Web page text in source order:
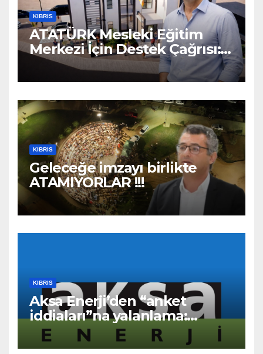
KIBRIS
ATATÜRK Mesleki Eğitim
Merkezi İçin Destek Çağrısı:
“Geleceğe Açılan Kapıyı
Birlikte Tamamlayalım”
KIBRIS
Geleceğe imzayı birlikte
ATAMIYORLAR !!!
KIBRIS
Aksa Enerji’den “anket
iddiaları”na yalanlama:
“Asılsız ve mesnetsiz
haberler”